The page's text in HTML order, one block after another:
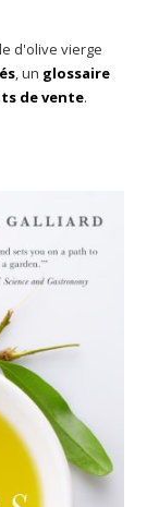
d'olive vierge
, un glossaire
de vente.